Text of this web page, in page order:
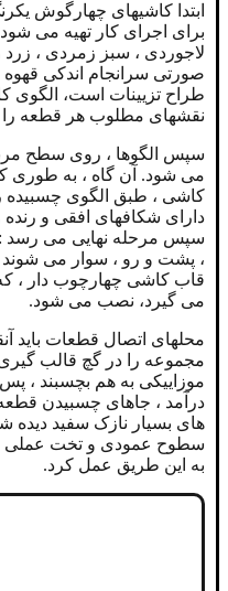
ابتدا کاشیهای چهارگوش
برای اجرای کار تهیه می
لاجوردی ، سبز زمردی ،
صورتی سرانجام اندکی
طراح تزیینات است، الگوی
نقشهای مطلوب هر قطعه را
سپس الگوها ، روی سطح
می شود. آن گاه ، به طوری
کاشی ، طبق الگوی چسبیده
دارای شکافهای افقی و
سپس مرحله نهایی می رسد
، پشت و رو ، سوار می
قاب کاشی چهارچوب دار ،
می گیرد، نصب می شود.
محلهای اتصال قطعات باید
مجموعه را در گچ قالب
موزاییکی به هم بچسبند ،
درآمد ، جاهای چسبیدن
های بسیار نازک سفید دیده
سطوح عمودی و تخت عملی
به این طریق عمل کرد.